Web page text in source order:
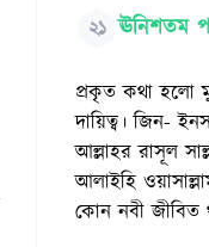
২১ ঊনিশতম
প্রকৃত কথা হলো
দায়িত্ব। জিন-
আল্লাহর রাসূল
আলাইহি
কোন নবী জীবিত